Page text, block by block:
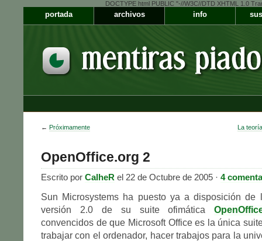
DOCTYPE html PUBLIC "-//W3C//DTD XHTML 1.0
portada archivos info
← Próximamente La
OpenOffice.org 2
Escrito por CalheR el 22 de Octubre de 2005 · 4
Sun Microsystems ha puesto ya a disposición de
versión 2.0 de su suite ofimática
convencidos de que Microsoft Office es la única
trabajar con el ordenador, hacer trabajos para la